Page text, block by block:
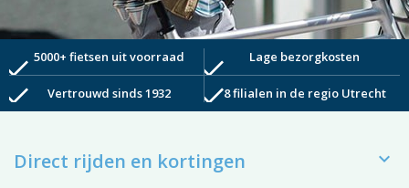
check5000+ fietsen uit voorraad check Lage bezorgkosten
check Vertrouwd sinds 1932 check8 filialen in de regio Utrecht
Direct rijden en kortingen 